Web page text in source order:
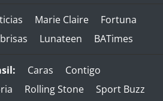
Marie Claire
Fortuna
Lunateen BATimes
Caras
Contigo
Rolling Stone
Sport Buzz